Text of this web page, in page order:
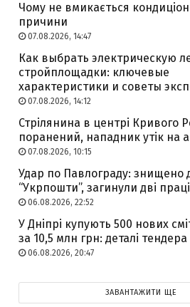
Чому не вмикається
причини
07.08.2026, 14:47
Как выбрать электрическую
стройплощадки: ключевые
характеристики и советы
07.08.2026, 14:12
Стрілянина в центрі Кривого
поранений, нападник утік на
07.08.2026, 10:15
Удар по Павлограду: знищено
“Укрпошти”, загинули дві
06.08.2026, 22:52
У Дніпрі купують 500 нових
за 10,5 млн грн: деталі тендера
06.08.2026, 20:47
ЗАВАНТАЖИТИ ЩЕ